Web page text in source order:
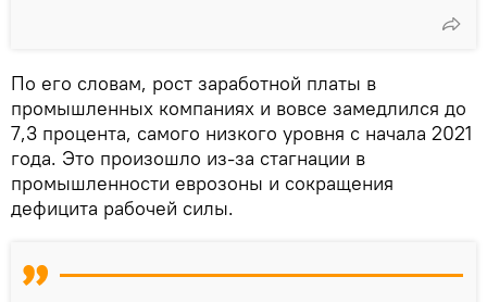
По его словам, рост заработной платы в
промышленных компаниях и вовсе замедлился до
7,3 процента, самого низкого уровня с начала 2021
года. Это произошло из-за стагнации в
промышленности еврозоны и сокращения
дефицита рабочей силы.